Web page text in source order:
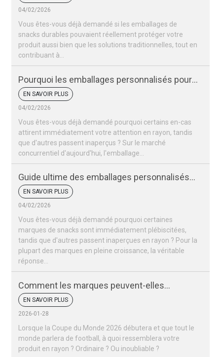
04/02/2026
Vous êtes-vous déjà demandé si les emballages de
snacks durables pouvaient réellement protéger votre
produit aussi bien que les solutions traditionnelles, tout en
contribuant à...
Pourquoi les emballages personnalisés pour
vos snacks sont-ils si importants pour votre
marque ?
EN SAVOIR PLUS
04/02/2026
Vous êtes-vous déjà demandé pourquoi certains en-cas
attirent immédiatement votre attention en rayon, tandis
que d'autres passent inaperçus ? Sur le marché
concurrentiel d'aujourd'hui, l'emballage…
Guide ultime des emballages personnalisés
pour snacks
EN SAVOIR PLUS
04/02/2026
Vous êtes-vous déjà demandé pourquoi certaines
marques de snacks sont immédiatement plébiscitées,
tandis que d'autres passent inaperçues en rayon ? Pour la
plupart des marques en pleine croissance, la véritable
réponse…
Comment les marques peuvent-elles
remporter un succès retentissant lors de la
Coupe du monde 2026 ?
EN SAVOIR PLUS
2026-01-28
Lorsque la Coupe du Monde 2026 débutera et que tout le
monde parlera de football, à quoi ressemblera votre
produit en rayon ? Ordinaire ? Ou inoubliable ?